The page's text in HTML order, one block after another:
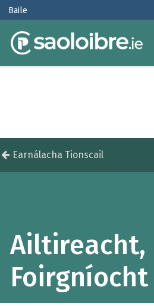
Baile
Earnálacha Tionscail
Ailtireacht,